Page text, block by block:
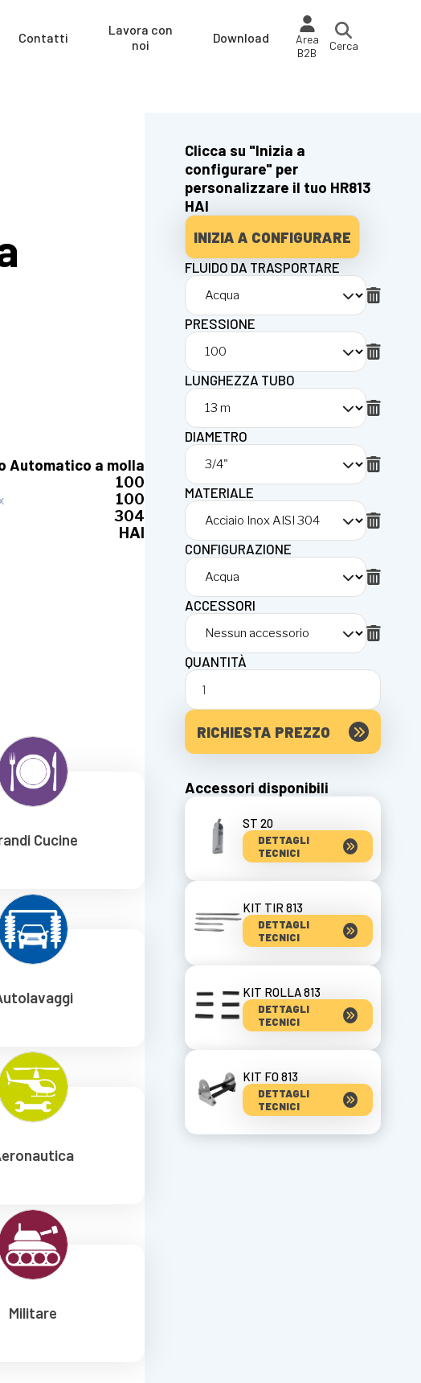
Contatti
Lavora con
noi
Download
Area
B2B
Cerca
Automatico a molla
100
100
304
HAI
Cucine
Militare
Clicca su "Inizia a
configurare" per
personalizzare il tuo HR813
HAI
INIZIA A CONFIGURARE
FLUIDO DA TRASPORTARE
PRESSIONE
LUNGHEZZA TUBO
DIAMETRO
MATERIALE
CONFIGURAZIONE
ACCESSORI
QUANTITÀ
RICHIESTA PREZZO
Accessori disponibili
ST 20
DETTAGLI
TECNICI
KIT TIR 813
DETTAGLI
TECNICI
KIT ROLLA 813
DETTAGLI
TECNICI
KIT FO 813
DETTAGLI
TECNICI